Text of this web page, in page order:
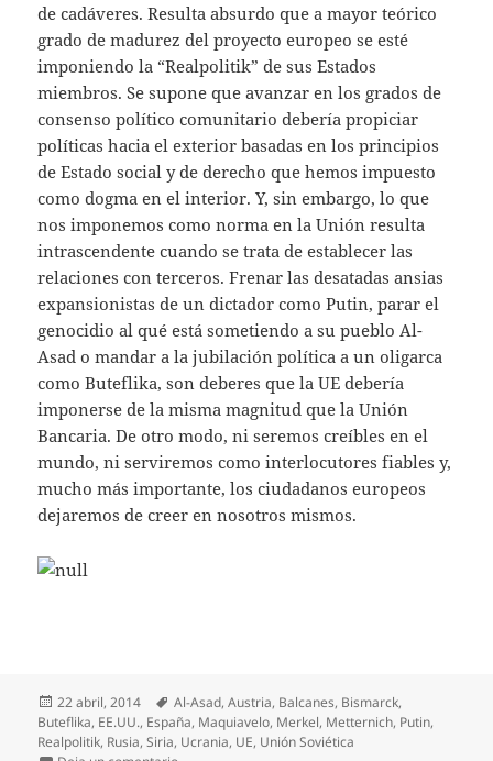
de cadáveres. Resulta absurdo que a mayor teórico
grado de madurez del proyecto europeo se esté
imponiendo la “Realpolitik” de sus Estados
miembros. Se supone que avanzar en los grados de
consenso político comunitario debería propiciar
políticas hacia el exterior basadas en los principios
de Estado social y de derecho que hemos impuesto
como dogma en el interior. Y, sin embargo, lo que
nos imponemos como norma en la Unión resulta
intrascendente cuando se trata de establecer las
relaciones con terceros. Frenar las desatadas ansias
expansionistas de un dictador como Putin, parar el
genocidio al qué está sometiendo a su pueblo Al-
Asad o mandar a la jubilación política a un oligarca
como Buteflika, son deberes que la UE debería
imponerse de la misma magnitud que la Unión
Bancaria. De otro modo, ni seremos creíbles en el
mundo, ni serviremos como interlocutores fiables y,
mucho más importante, los ciudadanos europeos
dejaremos de creer en nosotros mismos.
Publicado
el
22 abril, 2014 Etiquetas
Al-Asad,Austria, Balcanes, Bismarck,
Buteflika, EE.UU., España, Maquiavelo, Merkel, Metternich, Putin,
Realpolitik, Rusia,Siria, Ucrania, UE, Unión Soviética